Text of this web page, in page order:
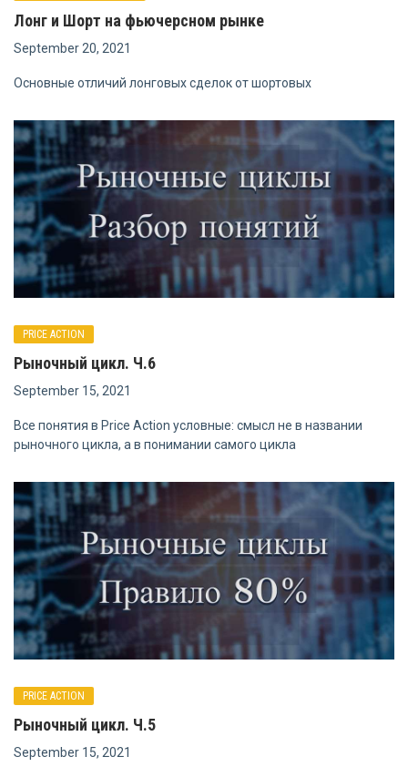
Лонг и Шорт на фьючерсном рынке
September 20, 2021
Основные отличий лонговых сделок от шортовых
PRICE ACTION
Рыночный цикл. Ч.6
September 15, 2021
Все понятия в Price Action условные: смысл не в названии
рыночного цикла, а в понимании самого цикла
PRICE ACTION
Рыночный цикл. Ч.5
September 15, 2021